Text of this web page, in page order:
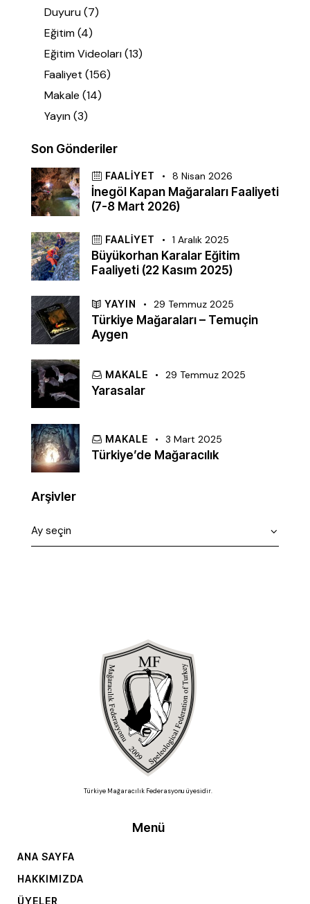
Duyuru(7)
Eğitim(4)
Eğitim Videoları(13)
Faaliyet (156)
Makale (14)
Yayın(3)
Son Gönderiler
FAALIYET 8 Nisan 2026
İnegöl Kapan Mağaraları Faaliyeti
(7-8 Mart 2026)
FAALIYET 1 Aralık 2025
Büyükorhan Karalar Eğitim
Faaliyeti (22 Kasım 2025)
YAYIN 29 Temmuz 2025
Türkiye Mağaraları – Temuçin
Aygen
MAKALE 29 Temmuz 2025
Yarasalar
MAKALE 3 Mart 2025
Türkiye’de Mağaracılık
Arşivler
Türkiye Mağaracılık Federasyonu üyesidir.
Menü
ANA SAYFA
HAKKIMIZDA
ÜYELER